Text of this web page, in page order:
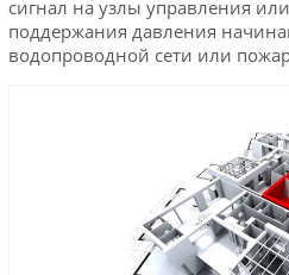
сигнал на узлы управления
поддержания давления
водопроводной сети или